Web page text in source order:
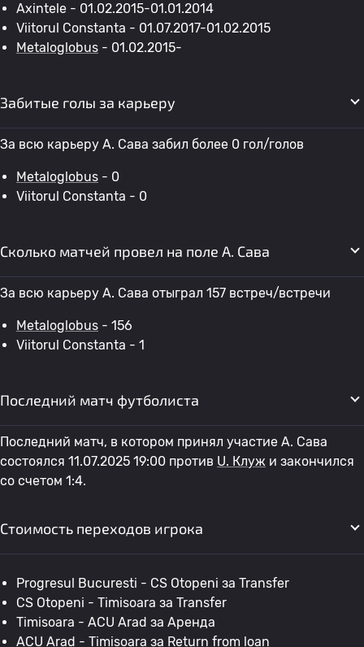
Axintele - 01.02.2015-01.01.2014
Viitorul Constanta - 01.07.2017-01.02.2015
Metaloglobus - 01.02.2015-
Забитые голы за карьеру
За всю карьеру А. Сава забил более 0 гол/голов
Metaloglobus - 0
Viitorul Constanta - 0
Сколько матчей провел на поле А. Сава
За всю карьеру А. Сава отыграл 157 встреч/встречи
Metaloglobus - 156
Viitorul Constanta - 1
Последний матч футболиста
Последний матч, в котором принял участие А. Сава
состоялся 11.07.2025 19:00 против U. Клуж и закончился
со счетом 1:4.
Стоимость переходов игрока
Progresul Bucuresti - CS Otopeni за Transfer
CS Otopeni - Timisoara за Transfer
Timisoara - ACU Arad за Аренда
ACU Arad - Timisoara за Return from loan